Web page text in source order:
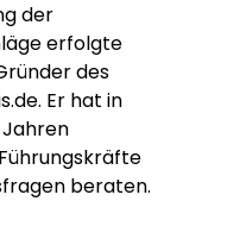
der
erfolgte
des
Er hat in
beraten.